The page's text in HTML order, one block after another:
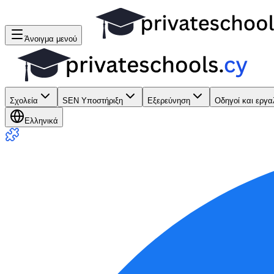
Άνοιγμα μενού
Σχολεία SEN Υποστήριξη Εξερεύνηση Οδηγοί και
Ελληνικά